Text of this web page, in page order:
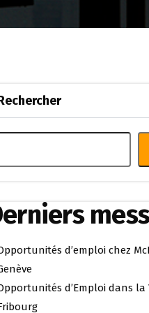
d’emploi chez
d’Emploi dans la